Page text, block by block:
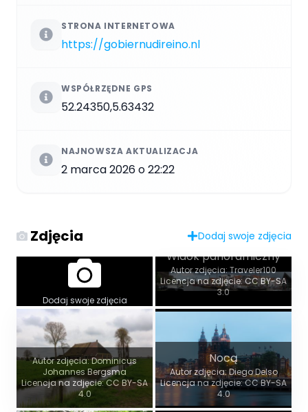
STRONA INTERNETOWA
https://gobiernudireino.nl
WSPÓŁRZĘDNE GPS
52.24350,5.63432
NAJNOWSZA AKTUALIZACJA
2 marca 2026 o 22:22
Zdjęcia Dodaj swoje zdjęcia
Dodaj swoje zdjęcia
Widok panoramiczny
Autor zdjęcia: Traveler100
Licencja na zdjęcie: CC BY-SA
3.0
Autor zdjęcia: Dominicus
Johannes Bergsma
Licencja na zdjęcie: CC BY-SA
4.0
Nocą
Autor zdjęcia: Diego Delso
Licencja na zdjęcie: CC BY-SA
4.0